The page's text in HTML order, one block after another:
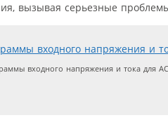
вызывая серьезные
входного напряжения и тока для